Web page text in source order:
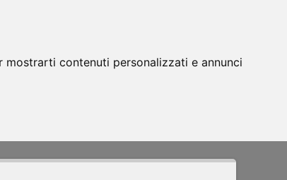
contenuti personalizzati e annunci